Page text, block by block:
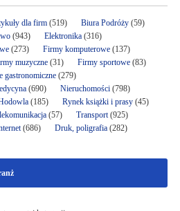
dla firm(519) Biura Podróży(59)
(943) Elektronika (316)
(273) Firmy komputerowe(137)
muzyczne(31) Firmy sportowe(83)
gastronomiczne(279)
(690) Nieruchomości(798)
(185) Rynek książki i prasy(45)
(57) Transport(925)
(686) Druk, poligrafia(282)